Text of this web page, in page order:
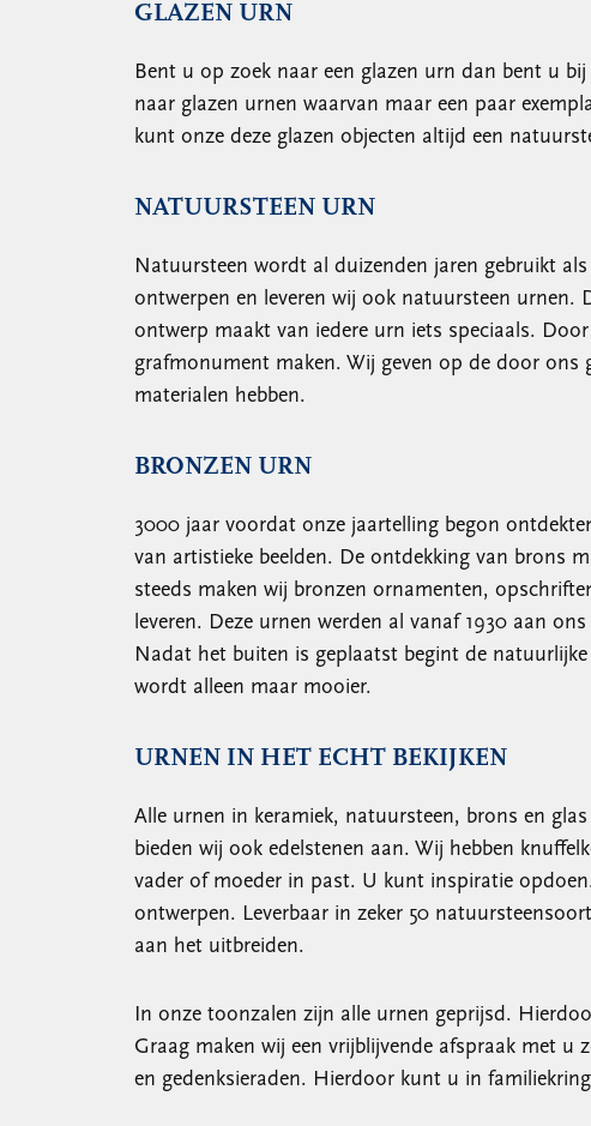
GLAZEN URN
Bent u op zoek naar een glazen urn dan bent u
naar glazen urnen waarvan maar een paar
kunt onze deze glazen objecten altijd een
NATUURSTEEN URN
Natuursteen wordt al duizenden jaren gebruikt
ontwerpen en leveren wij ook natuursteen urnen.
ontwerp maakt van iedere urn iets speciaals.
grafmonument maken. Wij geven op de door ons
materialen hebben.
BRONZEN URN
3000 jaar voordat onze jaartelling begon
van artistieke beelden. De ontdekking van brons
steeds maken wij bronzen ornamenten,
leveren. Deze urnen werden al vanaf 1930 aan
Nadat het buiten is geplaatst begint de
wordt alleen maar mooier.
URNEN IN HET ECHT BEKIJKEN
Alle urnen in keramiek, natuursteen, brons en
bieden wij ook edelstenen aan. Wij hebben
vader of moeder in past. U kunt inspiratie
ontwerpen. Leverbaar in zeker 50
aan het uitbreiden.
In onze toonzalen zijn alle urnen geprijsd.
Graag maken wij een vrijblijvende afspraak met
en gedenksieraden. Hierdoor kunt u in